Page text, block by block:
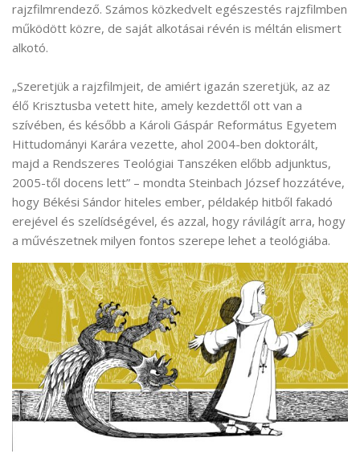
rajzfilmrendező. Számos közkedvelt egészestés rajzfilmben
működött közre, de saját alkotásai révén is méltán elismert
alkotó.
„Szeretjük a rajzfilmjeit, de amiért igazán szeretjük, az az
élő Krisztusba vetett hite, amely kezdettől ott van a
szívében, és később a Károli Gáspár Református Egyetem
Hittudományi Karára vezette, ahol 2004-ben doktorált,
majd a Rendszeres Teológiai Tanszéken előbb adjunktus,
2005-től docens lett” – mondta Steinbach József hozzátéve,
hogy Békési Sándor hiteles ember, példakép hitből fakadó
erejével és szelídségével, és azzal, hogy rávilágít arra, hogy
a művészetnek milyen fontos szerepe lehet a teológiába.